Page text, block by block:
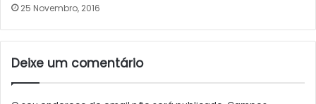
25 Novembro, 2016
Deixe um comentário